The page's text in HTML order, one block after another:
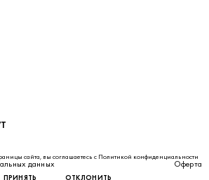
данных Оферта
сайта, вы соглашаетесь с Политикой конфиденциальности
ПРИНЯТЬ ОТКЛОНИТЬ